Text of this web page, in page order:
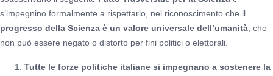
s’impegnino formalmente a rispettarlo, nel riconoscimento che il
progresso della Scienza è un valore universale dell’umanità, che
non può essere negato o distorto per fini politici o elettorali.
Tutte le forze politiche italiane si impegnano a sostenere la